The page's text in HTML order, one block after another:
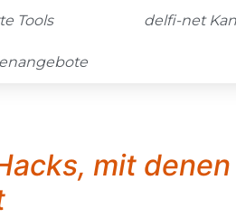
Tools delfi-net
mit